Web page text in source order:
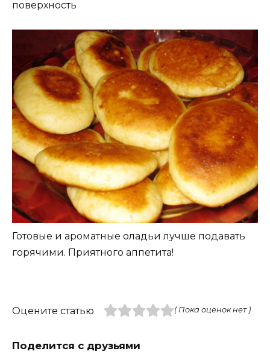
поверхность
Готовые и ароматные оладьи лучше подавать
горячими. Приятного аппетита!
Оцените статью ( Пока оценок нет )
Поделится с друзьями